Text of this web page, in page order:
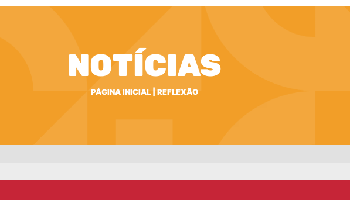
NOTÍCIAS
PÁGINA INICIAL| REFLEXÃO